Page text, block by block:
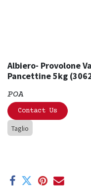
Albiero- Provolone
Pancettine 5kg
POA
Contact Us
Taglio